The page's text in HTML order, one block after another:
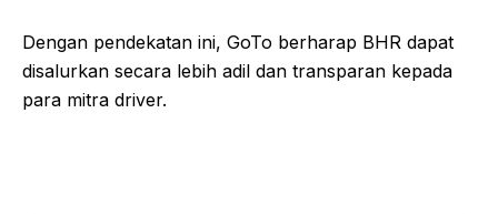
Dengan pendekatan ini, GoTo berharap BHR dapat
disalurkan secara lebih adil dan transparan kepada
para mitra driver.